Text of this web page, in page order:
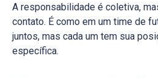
A responsabilidade é coletiva,
contato. É como em um time de
juntos, mas cada um tem sua
específica.